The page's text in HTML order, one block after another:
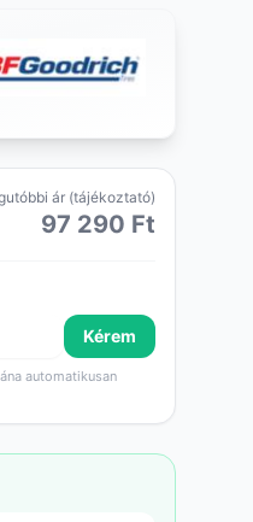
ár (tájékoztató)
97 290 Ft
Kérem
automatikusan